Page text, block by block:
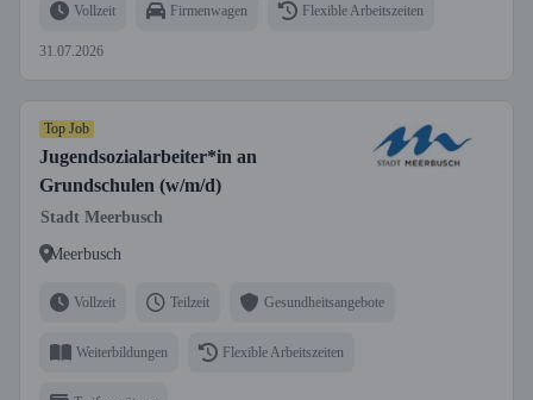
Vollzeit Firmenwagen Flexible Arbeitszeiten
31.07.2026
Top Job
Jugendsozialarbeiter*in an
Grundschulen (w/m/d)
Stadt Meerbusch
Meerbusch
Vollzeit Teilzeit Gesundheitsangebote
Weiterbildungen Flexible Arbeitszeiten